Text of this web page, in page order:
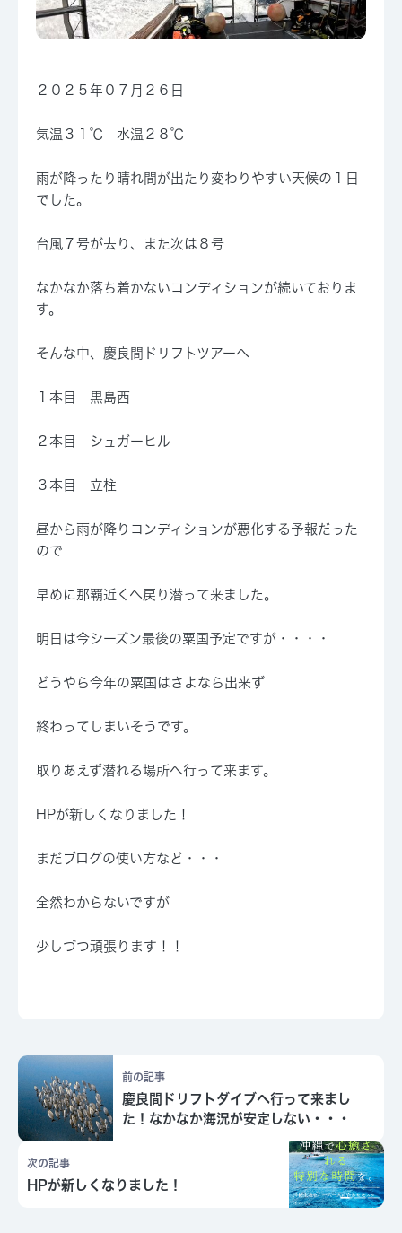
２０２５年０７月２６日
気温３１℃ 水温２８℃
雨が降ったり晴れ間が出たり変わりやすい天候の１日
でした。
台風７号が去り、また次は８号
なかなか落ち着かないコンディションが続いておりま
す。
そんな中、慶良間ドリフトツアーへ
１本目 黒島西
２本目 シュガーヒル
３本目 立柱
昼から雨が降りコンディションが悪化する予報だった
ので
早めに那覇近くへ戻り潜って来ました。
明日は今シーズン最後の粟国予定ですが・・・・
どうやら今年の粟国はさよなら出来ず
終わってしまいそうです。
取りあえず潜れる場所へ行って来ます。
HPが新しくなりました！
まだブログの使い方など・・・
全然わからないですが
少しづつ頑張ります！！
前の記事
慶良間ドリフトダイブへ行って来まし
た！なかなか海況が安定しない・・・
次の記事
HPが新しくなりました！